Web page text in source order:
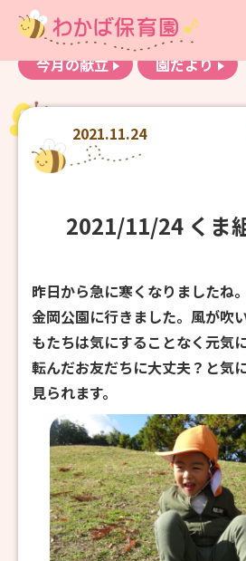
お知らせ
わかばアルバム
今月の献立
園だより
2021.11.24
2021/11/24 くま
昨日から急に寒くなりましたね
金岡公園に行きました。風が吹
もたちは気にすることなく元気
転んだお友だちに大丈夫？と気
見られます。